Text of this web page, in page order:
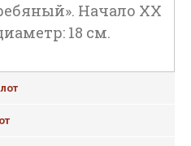
Начало XX
18 см.